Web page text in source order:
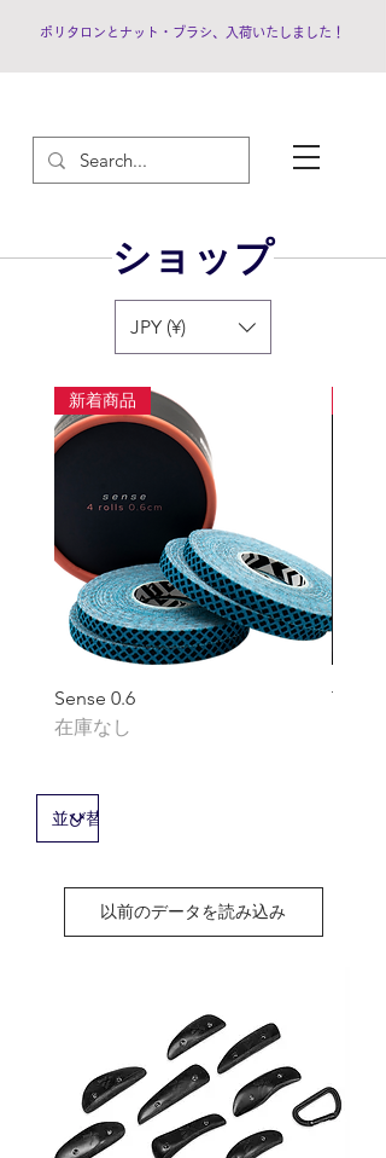
ポリタロンとナット・ブラシ、入荷いたしました！
ショップ
JPY (¥)
新着商品
Sense 0.6
在庫なし
TACO
以前のデータを読み込み